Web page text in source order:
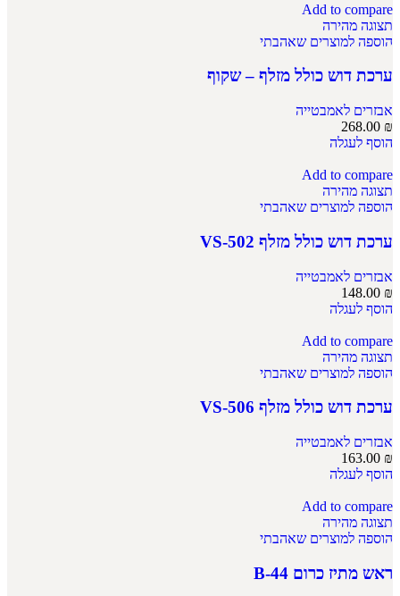
Add to compare
תצוגה מהירה
הוספה למוצרים שאהבתי
ערכת דוש כולל מזלף – שקוף
אבזרים לאמבטייה
268.00 ₪
הוסף לעגלה
Add to compare
תצוגה מהירה
הוספה למוצרים שאהבתי
ערכת דוש כולל מזלף VS-502
אבזרים לאמבטייה
148.00 ₪
הוסף לעגלה
Add to compare
תצוגה מהירה
הוספה למוצרים שאהבתי
ערכת דוש כולל מזלף VS-506
אבזרים לאמבטייה
163.00 ₪
הוסף לעגלה
Add to compare
תצוגה מהירה
הוספה למוצרים שאהבתי
ראש מתיז כרום B-44